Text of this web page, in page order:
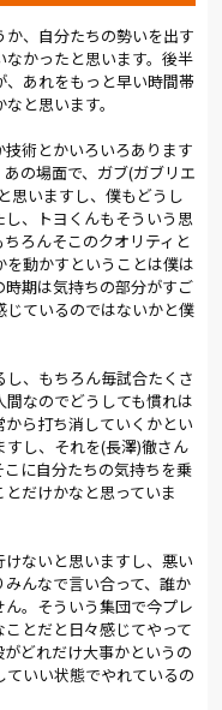
、自分たちの勢いを出す
かったと思います。後半
あれをもっと早い時間帯
と思います。
術とかいろいろあります
の場面で、ガブ(ガブリエ
思いますし、僕もどうし
、トヨくんもそういう思
ろんそこのクオリティと
動かすということは僕は
期は気持ちの部分がすご
じているのではないかと僕
、もちろん毎試合たくさ
なのでどうしても慣れは
ら打ち消していくかとい
し、それを(長澤)徹さん
に自分たちの気持ちを乗
だけかなと思っていま
ないと思いますし、悪い
んなで言い合って、誰か
。そういう集団で今プレ
とだと日々感じてやって
どれだけ大事かというの
いい状態でやれているの